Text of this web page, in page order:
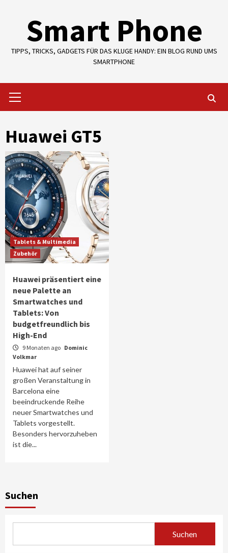
contentSmart Phone
TIPPS, TRICKS, GADGETS FÜR DAS KLUGE HANDY: EIN BLOG RUND UMS
SMARTPHONE
Menu
Huawei GT5
Tablets & Multimedia
Zubehör
Huawei präsentiert eine
neue Palette an
Smartwatches und
Tablets: Von
budgetfreundlich bis
High-End
9 Monaten ago Dominic
Volkmar
Huawei hat auf seiner
großen Veranstaltung in
Barcelona eine
beeindruckende Reihe
neuer Smartwatches und
Tablets vorgestellt.
Besonders hervorzuheben
ist die...
Suchen
Suchen